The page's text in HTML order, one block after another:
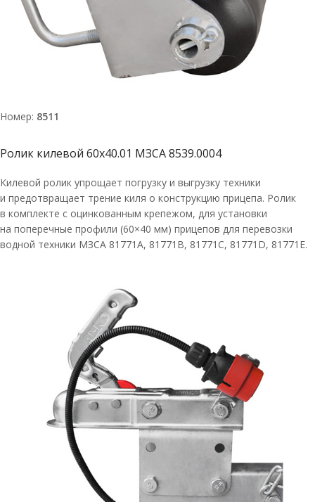
Номер: 8511
Ролик килевой 60х40.01 МЗСА 8539.0004
Килевой ролик упрощает погрузку и выгрузку техники
и предотвращает трение киля о конструкцию прицепа. Ролик
в комплекте с оцинкованным крепежом, для установки
на поперечные профили (60×40 мм) прицепов для перевозки
водной техники МЗСА 81771A, 81771В, 81771С, 81771D, 81771E.